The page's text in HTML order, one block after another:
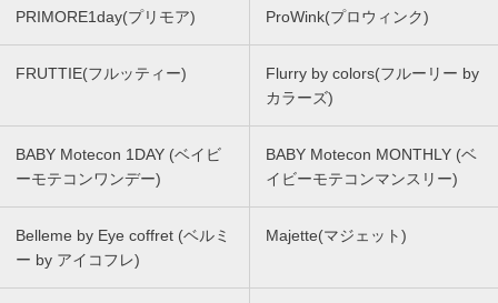
PRIMORE1day(プリモア) ProWink(プロウィンク)
FRUTTIE(フルッティー)
Flurry by colors(フルーリー by
カラーズ)
BABY Motecon 1DAY (ベイビ
ーモテコンワンデー)
BABY Motecon MONTHLY (ベ
イビーモテコンマンスリー)
Belleme by Eye coffret (ベルミ
ー by アイコフレ)
Majette(マジェット)